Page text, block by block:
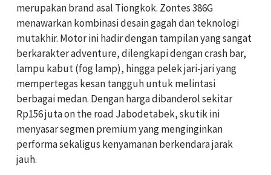
merupakan brand asal Tiongkok. Zontes 386G
menawarkan kombinasi desain gagah dan teknologi
mutakhir. Motor ini hadir dengan tampilan yang sangat
berkarakter adventure, dilengkapi dengan crash bar,
lampu kabut (fog lamp), hingga pelek jari-jari yang
mempertegas kesan tangguh untuk melintasi
berbagai medan. Dengan harga dibanderol sekitar
Rp156 juta on the road Jabodetabek, skutik ini
menyasar segmen premium yang menginginkan
performa sekaligus kenyamanan berkendara jarak
jauh.